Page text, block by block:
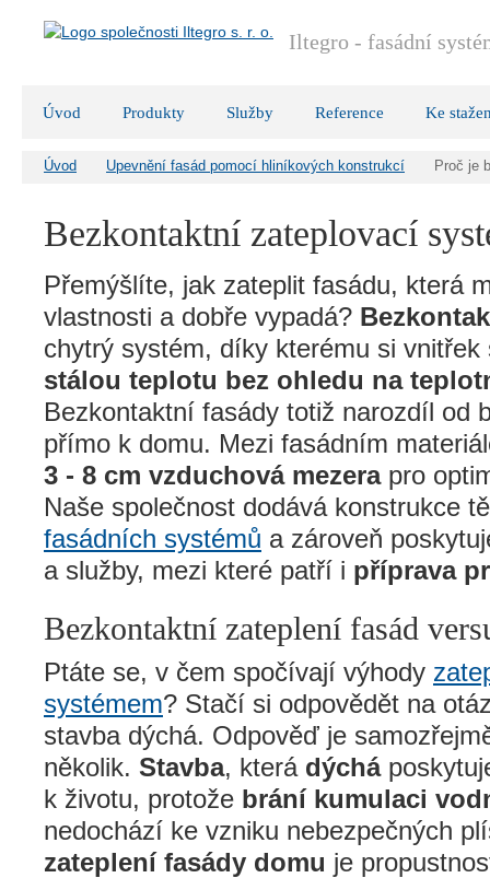
Iltegro - fasádní
Úvod Produkty Služby Reference Ke
Úvod Upevnění fasád pomocí hliníkových konstrukcí Proč je
Bezkontaktní zateplovací
Přemýšlíte, jak zateplit fasádu, která
vlastnosti a dobře vypadá?
chytrý systém, díky kterému si
stálou teplotu bez ohledu na
Bezkontaktní fasády totiž narozdíl od
přímo k domu. Mezi fasádním
3 - 8 cm vzduchová mezerapro
Naše společnost dodává konstrukce
fasádních systémů a zároveň
a služby, mezi které patří i příprava
Bezkontaktní zateplení fasád
Ptáte se, v čem spočívají výhody
systémem? Stačí si odpovědět na
stavba dýchá. Odpověď je
několik. Stavba, která dýchá
k životu, protože brání kumulaci
nedochází ke vzniku nebezpečných
zateplení fasády domu je